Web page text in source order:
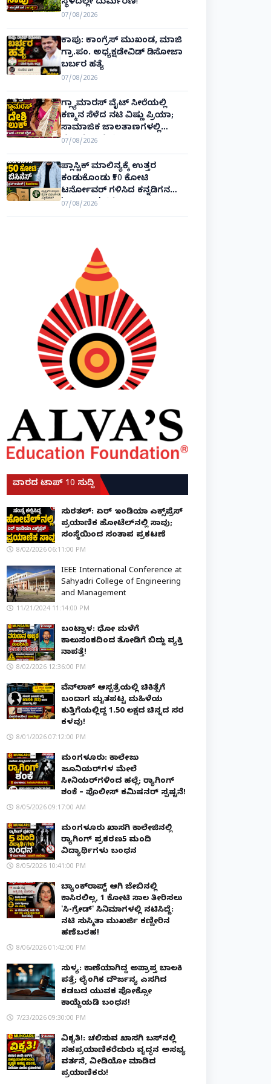
ಸ್ಥಳದಲ್ಲೇ ದುರ್ಮರಣ!
07/08/2026
ಕಾಪು: ಕಾಂಗ್ರೆಸ್ ಮುಖಂಡ, ಮಾಜಿ
ಗ್ರಾ.ಪಂ. ಅಧ್ಯಕ್ಷಡೇವಿಡ್ ಡಿಸೋಜಾ
ಬರ್ಬರ ಹತ್ಯೆ
07/08/2026
ಗ್ಲ್ಯಾಮಾರಸ್ ವೈಟ್‌ ಸೀರೆಯಲ್ಲಿ
ಕಣ್ಮನ ಸೆಳೆದ ನಟಿ ವಿಷ್ಣು ಪ್ರಿಯಾ;
ಸಾಮಾಜಿಕ ಜಾಲತಾಣಗಳಲ್ಲಿ
ಫೋಟೋ ವೈರಲ್!
07/08/2026
ಪ್ಲಾಸ್ಟಿಕ್ ಮಾಲಿನ್ಯಕ್ಕೆ ಉತ್ತರ
ಕಂಡುಕೊಂಡು ₹50 ಕೋಟಿ
ಟರ್ನೋವರ್ ಗಳಿಸಿದ ಕನ್ನಡಿಗನ
'ಬ್ಯಾಂಬ್ರೂ' ಕಥೆ!
07/08/2026
ವಾರದ ಟಾಪ್ 10 ಸುದ್ದಿ
ಸುರತ್ಕಲ್: ಏರ್ ಇಂಡಿಯಾ ಎಕ್ಸ್‌ಪ್ರೆಸ್
ಪ್ರಯಾಣಿಕ ಹೋಟೆಲ್‌ನಲ್ಲಿ ಸಾವು;
ಸಂಸ್ಥೆಯಿಂದ ಸಂತಾಪ ಪ್ರಕಟಣೆ
8/02/2026 06:11:00 PM
IEEE International Conference at
Sahyadri College of Engineering
and Management
11/21/2024 11:14:00 PM
ಬಂಟ್ವಾಳ: ಧೋ ಮಳೆಗೆ
ಕಾಲುಸಂಕದಿಂದ ತೋಡಿಗೆ ಬಿದ್ದು ವ್ಯಕ್ತಿ
ನಾಪತ್ತೆ!
8/02/2026 12:36:00 PM
ವೆನ್‌ಲಾಕ್ ಆಸ್ಪತ್ರೆಯಲ್ಲಿ ಚಿಕಿತ್ಸೆಗೆ
ಬಂದಾಗ ಮೃತಪಟ್ಟ ಮಹಿಳೆಯ
ಕುತ್ತಿಗೆಯಲ್ಲಿದ್ದ ₹1.50 ಲಕ್ಷದ ಚಿನ್ನದ ಸರ
ಕಳವು!
8/01/2026 07:12:00 PM
ಮಂಗಳೂರು: ಕಾಲೇಜು
ಜೂನಿಯರ್‌ಗಳ ಮೇಲೆ
ಸೀನಿಯರ್‌ಗಳಿಂದ ಹಲ್ಲೆ; ರ‌್ಯಾಗಿಂಗ್
ಶಂಕೆ – ಪೊಲೀಸ್ ಕಮಿಷನರ್ ಸ್ಪಷ್ಟನೆ!
8/05/2026 09:17:00 AM
ಮಂಗಳೂರು ಖಾಸಗಿ ಕಾಲೇಜಿನಲ್ಲಿ
ರ‌್ಯಾಗಿಂಗ್ ಪ್ರಕರಣ5 ಮಂದಿ
ವಿದ್ಯಾರ್ಥಿಗಳು ಬಂಧನ
8/05/2026 10:41:00 PM
ಬ್ಯಾಂಕ್‌ರಾಪ್ಟ್‌ ಆಗಿ ಜೇಬಿನಲ್ಲಿ
ಕಾಸಿರಲಿಲ್ಲ, ₹1 ಕೋಟಿ ಸಾಲ ತೀರಿಸಲು
'ಸಿ-ಗ್ರೇಡ್' ಸಿನಿಮಾಗಳಲ್ಲಿ ನಟಿಸಿದ್ದೆ:
ನಟಿ ಸುಸ್ಮಿತಾ ಮುಖರ್ಜಿ ಕಣ್ಣೀರಿನ
ಹಣೆಬರಹ!
8/06/2026 01:42:00 PM
ಸುಳ್ಯ: ಕಾಣೆಯಾಗಿದ್ದ ಅಪ್ರಾಪ್ತ ಬಾಲಕಿ
ಪತ್ತೆ; ಲೈಂಗಿಕ ದೌರ್ಜನ್ಯ ಎಸಗಿದ
ಕಡಬದ ಯುವಕ ಪೋಕ್ಸೋ
ಕಾಯ್ದೆಯಡಿ ಬಂಧನ!
7/23/2026 09:30:00 PM
ವಿಕೃತಿ!: ಚಲಿಸುವ ಖಾಸಗಿ ಬಸ್‌ನಲ್ಲಿ
ಸಹಪ್ರಯಾಣಿಕರೆದುರು ವೃದ್ಧನ ಅಸಭ್ಯ
ವರ್ತನೆ, ವೀಡಿಯೋ ಮಾಡಿದ
ಪ್ರಯಾಣಿಕರು!